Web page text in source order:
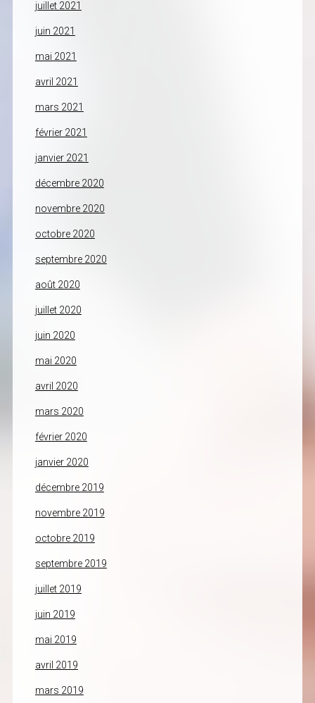
juillet 2021
juin 2021
mai 2021
avril 2021
mars 2021
février 2021
janvier 2021
décembre 2020
novembre 2020
octobre 2020
septembre 2020
août 2020
juillet 2020
juin 2020
mai 2020
avril 2020
mars 2020
février 2020
janvier 2020
décembre 2019
novembre 2019
octobre 2019
septembre 2019
juillet 2019
juin 2019
mai 2019
avril 2019
mars 2019